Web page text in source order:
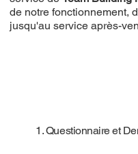
de notre fonctionnement,
jusqu'au service après-
1. Questionnaire et